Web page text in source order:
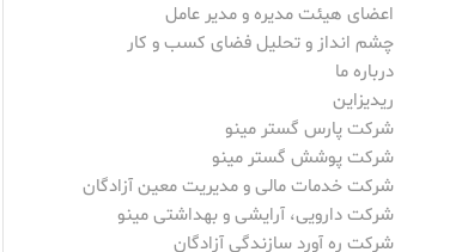
اعضای هیئت مدیره و مدیر عامل
چشم انداز و تحلیل فضای کسب و کار
درباره ما
ریدیزاین
شرکت پارس گستر مینو
شرکت پوشش گستر مینو
شرکت خدمات مالی و مدیریت معین آزادگان
شرکت دارویی، آرایشی و بهداشتی مینو
شرکت ره آورد سازندگی آزادگان